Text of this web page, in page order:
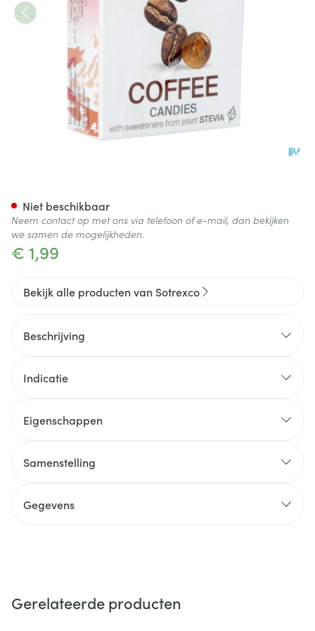
€ 1,99
Niet beschikbaar
Neem contact op met ons via telefoon of e-mail, dan bekijken
we samen de mogelijkheden.
Bekijk alle producten van Sotrexco
Beschrijving
Indicatie
Eigenschappen
Samenstelling
Gegevens
Gerelateerde producten